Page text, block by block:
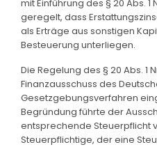
mit Einführung des § 20 Abs. 1
geregelt, dass
als Erträge aus sonstigen
Besteuerung unterliegen.
Die Regelung des § 20 Abs. 1
Finanzausschuss des
Gesetzgebungsverfahren
Begründung führte der
entsprechende Steuerpflicht
Steuerpflichtige, der eine